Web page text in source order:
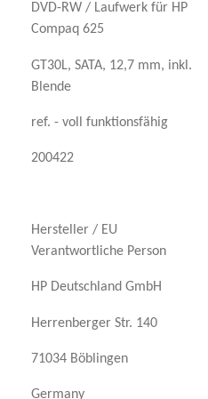
DVD-RW / Laufwerk für HP
Compaq 625
GT30L, SATA, 12,7 mm, inkl.
Blende
ref. - voll funktionsfähig
200422
Hersteller / EU
Verantwortliche Person
HP Deutschland GmbH
Herrenberger Str. 140
71034 Böblingen
Germany